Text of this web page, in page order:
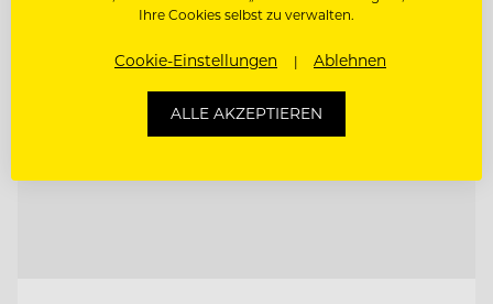
Ihre Cookies selbst zu verwalten.
Cookie-Einstellungen Ablehnen
ALLE AKZEPTIEREN